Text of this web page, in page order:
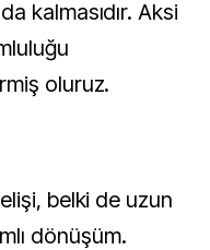
kalmasıdır. Aksi
oluruz.
belki de uzun
dönüşüm.